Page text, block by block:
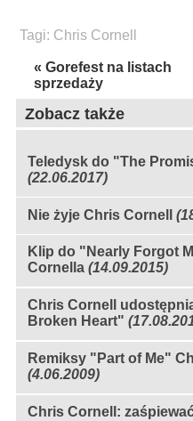
Tagi: Chris Cornell
« Gorefest na listach
sprzedaży
Zobacz także
Teledysk do "The
(22.06.2017)
Nie żyje Chris Cornell
Klip do "Nearly Forgot
Cornella (14.09.2015)
Chris Cornell
Broken Heart"
Remiksy "Part of Me"
(4.06.2009)
Chris Cornell: